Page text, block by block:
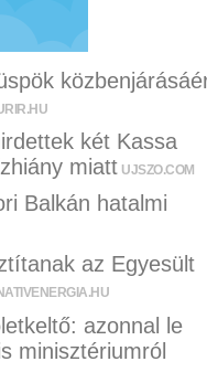
két Kassa
miatt UJSZO.COM
Balkán hatalmi
az Egyesült
azonnal le
minisztériumról